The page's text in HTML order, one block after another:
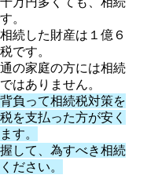
。
続した財産は１億６
です。
の家庭の方には相続
はありません。
負って相続税対策を
を支払った方が安く
す。
して、為すべき相続
ださい。